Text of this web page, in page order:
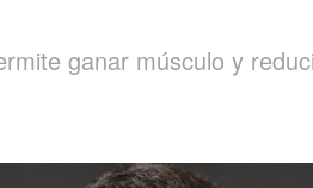
ganar músculo y